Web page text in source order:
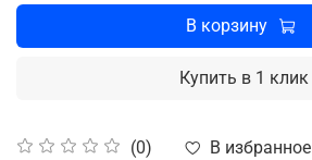
(0) В избранное
В корзину
Купить в 1 клик